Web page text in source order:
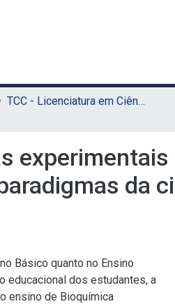
TCC - Licenciatura em Ciências Biológicas (Sede)
experimentais
da
Básico quanto no Ensino
educacional dos estudantes, a
ensino de Bioquímica